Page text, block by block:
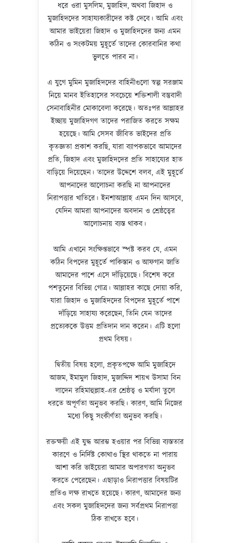
ধরে ওরা মুসলিম, মুজাহিদ, অথবা জিহাদ ও
মুজাহিদদের সাহায্যকারীদের কষ্ট দেবে। আমি এবং
আমার ভাইয়েরা জিহাদ ও মুজাহিদদের জন্য এমন
কঠিন ও সংকটময় মুহূর্তে তাদের কোরবানির কথা
ভুলতে পারব না।
এ যুগে মুমিন মুজাহিদদের বাহিনীগুলো স্বল্প সরঞ্জাম
নিয়ে মানব ইতিহাসের সবচেয়ে শক্তিশালী বস্তুবাদী
সেনাবাহিনীর মোকাবেলা করেছে। অতঃপর আল্লাহর
ইচ্ছায় মুজাহিদগণ তাদের পরাজিত করতে সক্ষম
হয়েছে। আমি সেসব জীবিত ভাইদের প্রতি
কৃতজ্ঞতা প্রকাশ করছি, যারা ব্যাপকভাবে আমাদের
প্রতি, জিহাদ এবং মুজাহিদদের প্রতি সাহায্যের হাত
বাড়িয়ে দিয়েছেন। তাদের উদ্দেশে বলব, এই মুহূর্তে
আপনাদের আলোচনা করছি না আপনাদের
নিরাপত্তার খাতিরে। ইনশাআল্লাহ এমন দিন আসবে,
যেদিন আমরা আপনাদের অবদান ও শ্রেষ্ঠত্বের
আলোচনায় ব্যস্ত থাকব।
আমি এখানে সংক্ষিপ্তভাবে স্পষ্ট করব যে, এমন
কঠিন বিপদের মুহূর্তে পাকিস্তান ও আফগান জাতি
আমাদের পাশে এসে দাঁড়িয়েছে। বিশেষ করে
পশতুনের বিভিন্ন গোত্র। আল্লাহর কাছে দোয়া করি,
যারা জিহাদ ও মুজাহিদদের বিপদের মুহূর্তে পাশে
দাঁড়িয়ে সাহায্য করেছেন, তিনি যেন তাদের
প্রত্যেককে উত্তম প্রতিদান দান করেন। এটি হলো
প্রথম বিষয়।
দ্বিতীয় বিষয় হলো, প্রকৃতপক্ষে আমি মুজাহিদে
আজম, ইমামুল জিহাদ, মুজাদ্দিদ শায়খ উসামা বিন
লাদেন রহিমাহুল্লাহ-এর শ্রেষ্ঠত্ব ও মর্যাদা তুলে
ধরতে অপূর্ণতা অনুভব করছি। কারণ, আমি নিজের
মধ্যে কিছু সংকীর্ণতা অনুভব করছি।
রক্তক্ষয়ী এই যুদ্ধ আরম্ভ হওয়ার পর বিভিন্ন ব্যস্ততার
কারণে ও নির্দিষ্ট কোথাও স্থির থাকতে না পারায়
আশা করি ভাইয়েরা আমার অপারগতা অনুভব
করতে পেরেছেন। এছাড়াও নিরাপত্তার বিষয়টির
প্রতিও লক্ষ রাখতে হয়েছে। কারণ, আমাদের জন্য
এবং সকল মুজাহিদদের জন্য সর্বপ্রথম নিরাপত্তা
ঠিক রাখতে হবে।